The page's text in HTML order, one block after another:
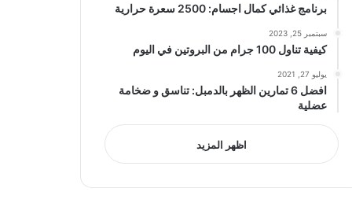
برنامج غذائي كمال اجسام: 2500 سعرة حرارية
سبتمبر 25, 2023
كيفية تناول 100 جرام من البروتين في اليوم
يوليو 27, 2021
افضل 6 تمارين الظهر بالدمبل: تناسق و ضخامة
عضلية
اظهر المزيد